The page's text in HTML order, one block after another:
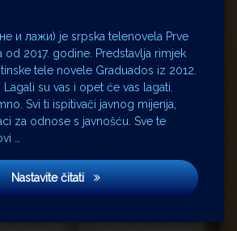
и лажи) je srpska telenovela Prve
od 2017. godine. Predstavlja rimjek
tele novele Graduados iz 2012.
su vas i opet će vas lagati.
Svi ti ispitivači javnog mijenja,
za odnose s javnošću. Sve te
…
Nastavite čitatiИстине и лажи